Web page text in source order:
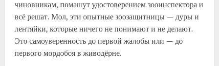
чиновникам, помашут удостоверением зооинспектора и
всё решат. Мол, эти опытные зоозащитницы — дуры и
лентяйки, которые ничего не понимают и не делают.
Это самоуверенность до первой жалобы или — до
первого мордобоя в живодёрне.